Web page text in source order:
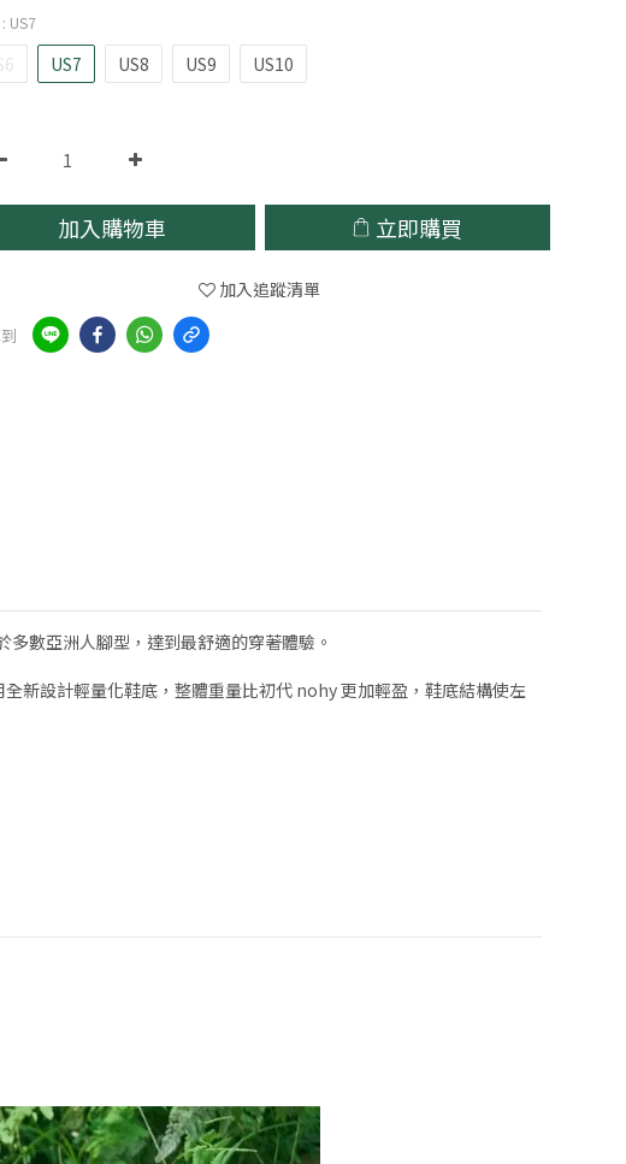
: US7
US7 US8 US9 US10
加入購物車 立即購買
加入追蹤清單
數亞洲人腳型，達到最舒適的穿著體驗。
新設計輕量化鞋底，整體重量比初代 nohy 更加輕盈，鞋底結構使左